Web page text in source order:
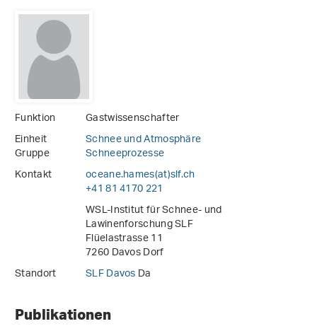
Funktion
Gastwissenschafter
Einheit
Schnee und Atmosphäre
Gruppe
Schneeprozesse
Kontakt
oceane.hames(at)slf.ch
+41 81 4170 221
WSL-Institut für Schnee- und
Lawinenforschung SLF
Flüelastrasse 11
7260 Davos Dorf
Standort
SLF DavosDa
Publikationen